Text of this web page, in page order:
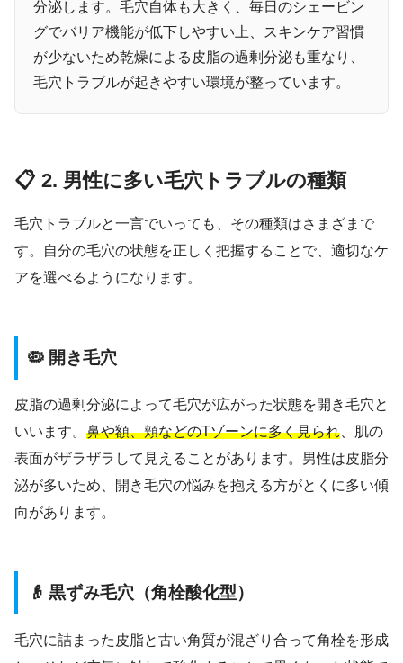
分泌します。毛穴自体も大きく、毎日のシェービン
グでバリア機能が低下しやすい上、スキンケア習慣
が少ないため乾燥による皮脂の過剰分泌も重なり、
毛穴トラブルが起きやすい環境が整っています。
📋 2. 男性に多い毛穴トラブルの種類
毛穴トラブルと一言でいっても、その種類はさまざまで
す。自分の毛穴の状態を正しく把握することで、適切なケ
アを選べるようになります。
🦠 開き毛穴
皮脂の過剰分泌によって毛穴が広がった状態を開き毛穴と
いいます。 鼻や額、頬などのTゾーンに多く見られ 、肌の
表面がザラザラして見えることがあります。男性は皮脂分
泌が多いため、開き毛穴の悩みを抱える方がとくに多い傾
向があります。
👴 黒ずみ毛穴（角栓酸化型）
毛穴に詰まった皮脂と古い角質が混ざり合って角栓を形成